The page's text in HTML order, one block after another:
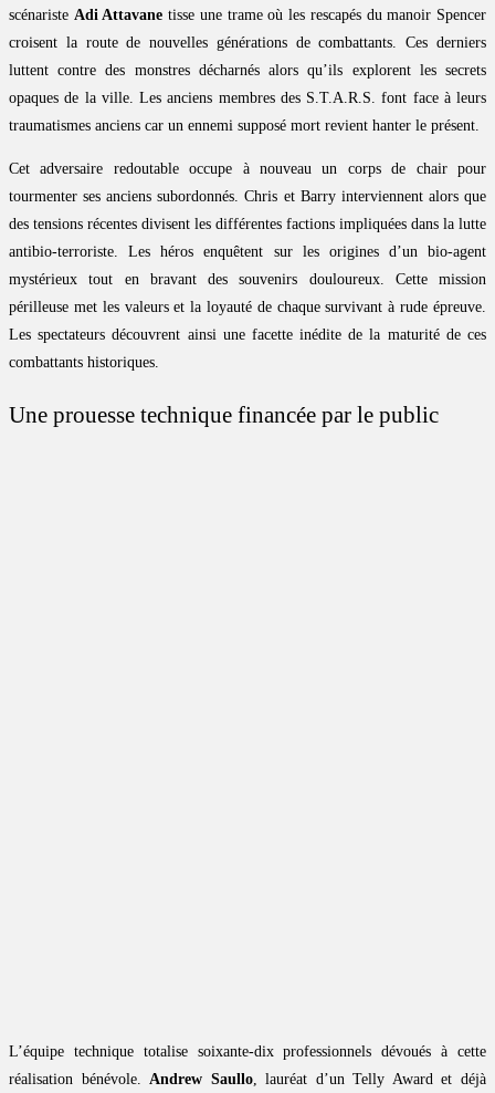
scénariste Adi Attavane tisse une trame où les rescapés du manoir Spencer
croisent la route de nouvelles générations de combattants. Ces derniers
luttent contre des monstres décharnés alors qu’ils explorent les secrets
opaques de la ville. Les anciens membres des S.T.A.R.S. font face à leurs
traumatismes anciens car un ennemi supposé mort revient hanter le présent.
Cet adversaire redoutable occupe à nouveau un corps de chair pour
tourmenter ses anciens subordonnés. Chris et Barry interviennent alors que
des tensions récentes divisent les différentes factions impliquées dans la lutte
antibio-terroriste. Les héros enquêtent sur les origines d’un bio-agent
mystérieux tout en bravant des souvenirs douloureux. Cette mission
périlleuse met les valeurs et la loyauté de chaque survivant à rude épreuve.
Les spectateurs découvrent ainsi une facette inédite de la maturité de ces
combattants historiques.
Une prouesse technique financée par le public
L’équipe technique totalise soixante-dix professionnels dévoués à cette
réalisation bénévole. Andrew Saullo, lauréat d’un Telly Award et déjà